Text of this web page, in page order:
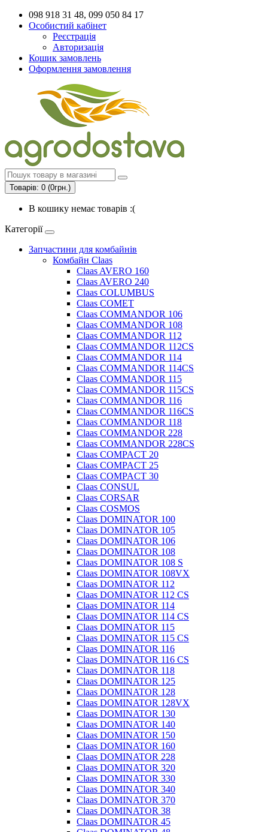
098 918 31 48, 099 050 84 17
Особистий кабінет
Реєстрація
Авторизація
Кошик замовлень
Оформлення замовлення
Товарів: 0 (0грн.)
В кошику немає товарів :(
Категорії
Запчастини для комбайнів
Комбайн Claas
Claas AVERO 160
Claas AVERO 240
Claas COLUMBUS
Claas COMET
Claas COMMANDOR 106
Claas COMMANDOR 108
Claas COMMANDOR 112
Claas COMMANDOR 112CS
Claas COMMANDOR 114
Claas COMMANDOR 114CS
Claas COMMANDOR 115
Claas COMMANDOR 115CS
Claas COMMANDOR 116
Claas COMMANDOR 116CS
Claas COMMANDOR 118
Claas COMMANDOR 228
Claas COMMANDOR 228CS
Claas COMPACT 20
Claas COMPACT 25
Claas COMPACT 30
Claas CONSUL
Claas CORSAR
Claas COSMOS
Claas DOMINATOR 100
Claas DOMINATOR 105
Claas DOMINATOR 106
Claas DOMINATOR 108
Claas DOMINATOR 108 S
Claas DOMINATOR 108VX
Claas DOMINATOR 112
Claas DOMINATOR 112 CS
Claas DOMINATOR 114
Claas DOMINATOR 114 CS
Claas DOMINATOR 115
Claas DOMINATOR 115 CS
Claas DOMINATOR 116
Claas DOMINATOR 116 CS
Claas DOMINATOR 118
Claas DOMINATOR 125
Claas DOMINATOR 128
Claas DOMINATOR 128VX
Claas DOMINATOR 130
Claas DOMINATOR 140
Claas DOMINATOR 150
Claas DOMINATOR 160
Claas DOMINATOR 228
Claas DOMINATOR 320
Claas DOMINATOR 330
Claas DOMINATOR 340
Claas DOMINATOR 370
Claas DOMINATOR 38
Claas DOMINATOR 45